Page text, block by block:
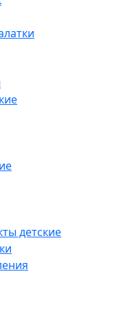
детские